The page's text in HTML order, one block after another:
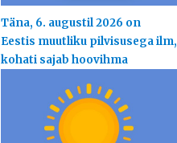
Täna, 6. augustil 2026 on
Eestis muutliku pilvisusega ilm,
kohati sajab hoovihma